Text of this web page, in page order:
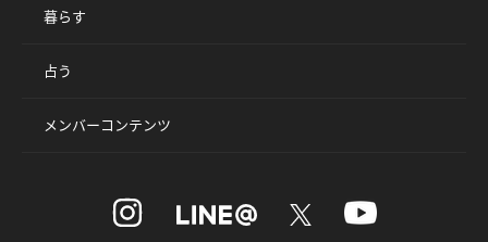
暮らす
占う
メンバーコンテンツ